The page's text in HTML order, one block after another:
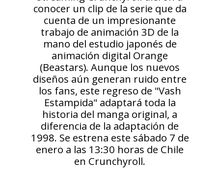
conocer un clip de la serie que da
cuenta de un impresionante
trabajo de animación 3D de la
mano del estudio japonés de
animación digital Orange
(Beastars). Aunque los nuevos
diseños aún generan ruido entre
los fans, este regreso de "Vash
Estampida" adaptará toda la
historia del manga original, a
diferencia de la adaptación de
1998. Se estrena este sábado 7 de
enero a las 13:30 horas de Chile
en Crunchyroll.